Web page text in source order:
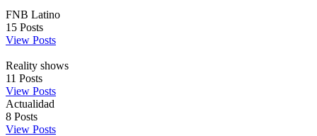
FNB Latino
15 Posts
View Posts
Reality shows
11 Posts
View Posts
Actualidad
8 Posts
View Posts